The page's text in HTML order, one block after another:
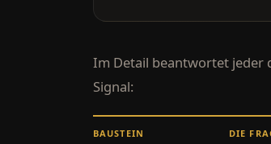
Im Detail beantwortet jeder
Signal:
BAUSTEIN DIE